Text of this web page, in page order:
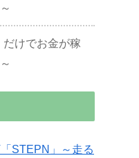
だけでお金が稼
STEPN」～走る